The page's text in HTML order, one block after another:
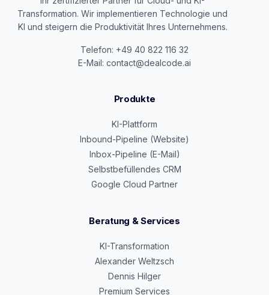
Transformation. Wir implementieren Technologie und
KI und steigern die Produktivität Ihres Unternehmens.
Telefon: +49 40 822 116 32
E-Mail: contact@dealcode.ai
Produkte
KI-Plattform
Inbound-Pipeline (Website)
Inbox-Pipeline (E-Mail)
Selbstbefüllendes CRM
Google Cloud Partner
Beratung & Services
KI-Transformation
Alexander Weltzsch
Dennis Hilger
Premium Services